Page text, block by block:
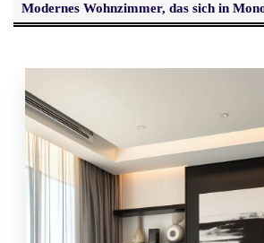
Modernes Wohnzimmer, das sich in